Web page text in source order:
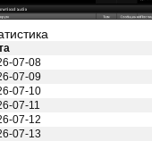
07-08
07-09
07-10
07-11
07-12
07-13